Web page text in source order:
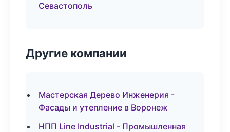
Севастополь
Другие компании
Мастерская Дерево Инженерия -
Фасады и утепление в Воронеж
НПП Line Industrial - Промышленная